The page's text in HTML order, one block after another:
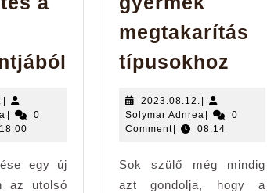
értékesítés
vásárló
2024.10.13.
Solymar
Adnrea
0
18:00
egy új
az utolsó
megtakarítás
típusokhoz
2023.08.12. 2023.08.12.
Solymar Adnrea Solymar
Adnrea
0
Comment
08:14
Sok szülő még mindig
azt gondolja, hogy a